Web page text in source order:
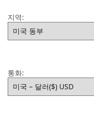
지역:
통화: